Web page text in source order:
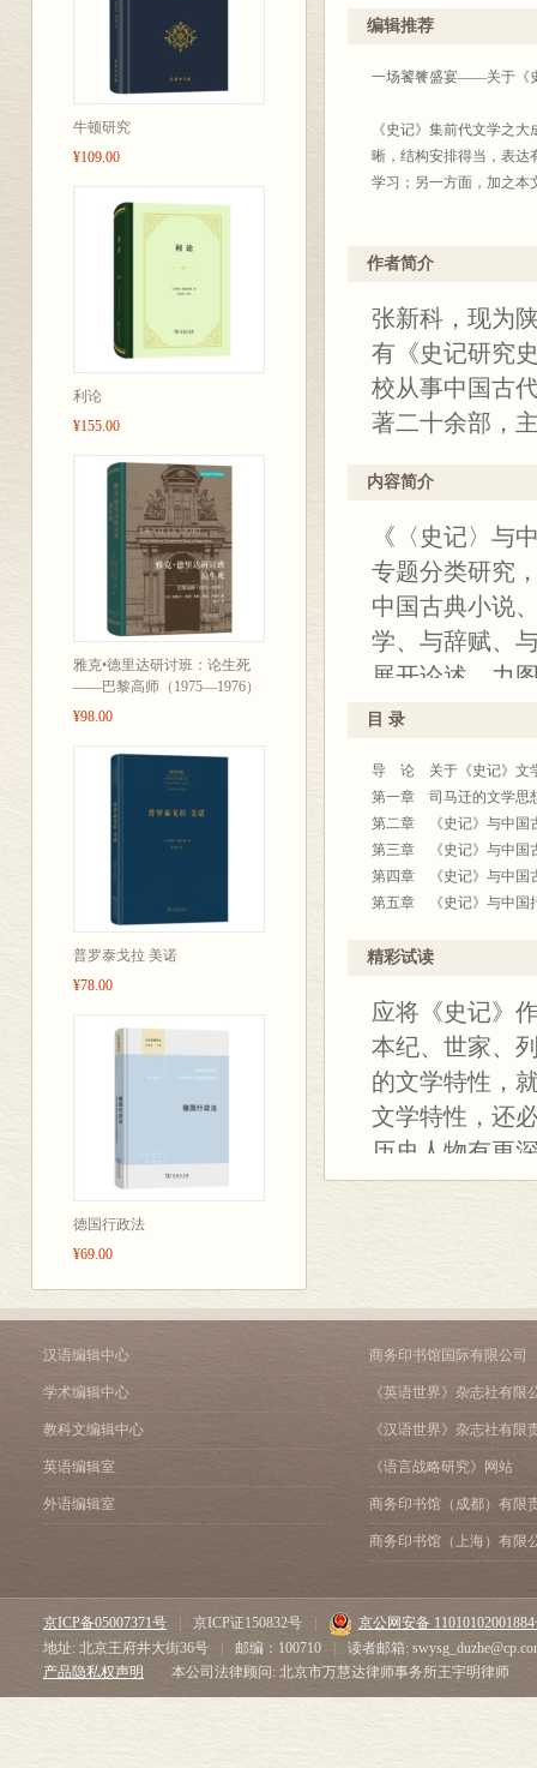
牛顿研究
¥109.00
利论
¥155.00
雅克•德里达研讨班：论生死
——巴黎高师（1975—1976）
¥98.00
普罗泰戈拉 美诺
¥78.00
德国行政法
¥69.00
编辑推荐
一场饕餮盛宴——关于
《史记》集前代文学之
晰，结构安排得当，表达
学习；另一方面，加之本
作者简介
张新科，现为
有《史记研究
校从事中国古
著二十余部，
内容简介
《〈史记〉与
专题分类研究
中国古典小说
学、与辞赋、
展开论述，力
影响，展现了
目 录
导 论 关于《史记》文
第一章 司马迁的文学思
第二章 《史记》与中国
第三章 《史记》与中国
第四章 《史记》与中国
第五章 《史记》与中国
第七章 《史记》与中国
第九章 《史记》与中国
第十章 《史记》：中
第十一章 《史记》文
结束语 // 323
附录一：《史记》与中
附录二：《史记》在海
精彩试读
应将《史记》
本纪、世家、
的文学特性，
文学特性，还
历史人物有更
羽、刘邦三人
部，就要在这
中的《周本纪
等世家，列传
《管晏列传》
须结合《秦本
物，那么《周
燕、韩、赵、
等列传，就是
二，三体中的
研究。如《高
《李将军列传
汉语编辑中心
学术编辑中心
教科文编辑中心
英语编辑室
外语编辑室
商务印书馆国际有限公司
《英语世界》杂志社有限
《汉语世界》杂志社有限
《语言战略研究》网站
商务印书馆（成都）有限
商务印书馆（上海）有限
京ICP备05007371号 京ICP证150832号
京公网安备
地址: 北京王府井大街36号
邮编：100710
读者邮箱:
产品隐私权声明
本公司法律顾问: 北京市万慧达律师事务所王宇明律师